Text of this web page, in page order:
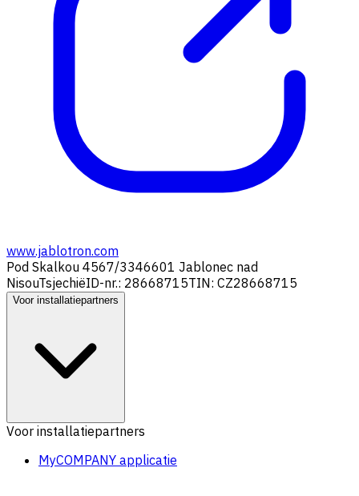
www.jablotron.com
Pod Skalkou 4567/3346601 Jablonec nad
NisouTsjechiëID-nr.: 28668715TIN: CZ28668715
Voor installatiepartners
Voor installatiepartners
MyCOMPANY applicatie